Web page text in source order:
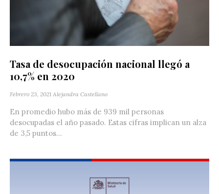
Tasa de desocupación nacional llegó a
10,7% en 2020
Febrero 23, 2021 Alejandra Castellano
En promedio hubo más de 939 mil personas
desocupadas el año pasado. Estas cifras implican un alza
de 3,5 puntos...